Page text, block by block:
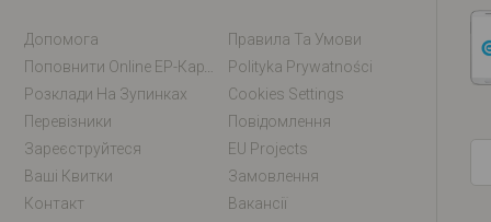
Допомога
Правила Та Умови
Polityka Prywatności
Розклади На Зупинках
Cookies Settings
Перевізники
Повідомлення
Зареєструйтеся
EU Projects
Ваші Квитки
Замовлення
Контакт
Вакансії